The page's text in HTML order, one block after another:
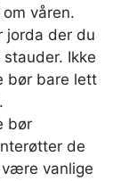
våren.
jorda der du
Ikke
bør bare lett
bør
de
vanlige